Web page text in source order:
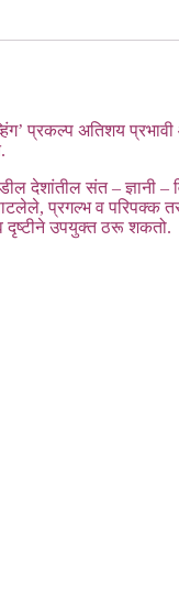
प्रकल्प अतिशय
देशांतील संत – ज्ञानी
प्रगल्भ व
दृष्टीने उपयुक्त ठरू शकतो.